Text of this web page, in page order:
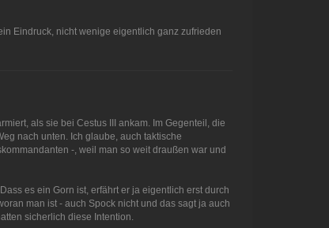
Eindruck, nicht wenige eigentlich ganz zufrieden
als sie bei Cestus III ankam. Im Gegenteil, die
nach unten. Ich glaube, auch taktische
-, weil man so weit draußen war und
es ein Gorn ist, erfährt er ja eigentlich erst durch
man ist - auch Spock nicht und das sagt ja auch
sicherlich diese Intention.